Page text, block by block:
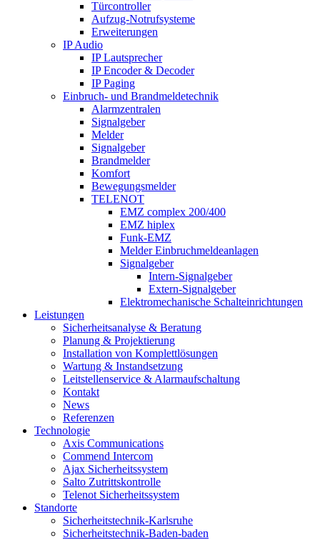
Türcontroller
Aufzug-Notrufsysteme
Erweiterungen
IP Audio
IP Lautsprecher
IP Encoder & Decoder
IP Paging
Einbruch- und Brandmeldetechnik
Alarmzentralen
Signalgeber
Melder
Signalgeber
Brandmelder
Komfort
Bewegungsmelder
TELENOT
EMZ complex 200/400
EMZ hiplex
Funk-EMZ
Melder Einbruchmeldeanlagen
Signalgeber
Intern-Signalgeber
Extern-Signalgeber
Elektromechanische Schalteinrichtungen
Leistungen
Sicherheitsanalyse & Beratung
Planung & Projektierung​
Installation von Komplettlösungen
Wartung & Instandsetzung
Leitstellenservice & Alarmaufschaltung
Kontakt
News
Referenzen
Technologie
Axis Communications
Commend Intercom
Ajax Sicherheitssystem​
Salto Zutrittskontrolle
Telenot Sicherheitssystem
Standorte
Sicherheitstechnik-Karlsruhe
Sicherheitstechnik-Baden-baden